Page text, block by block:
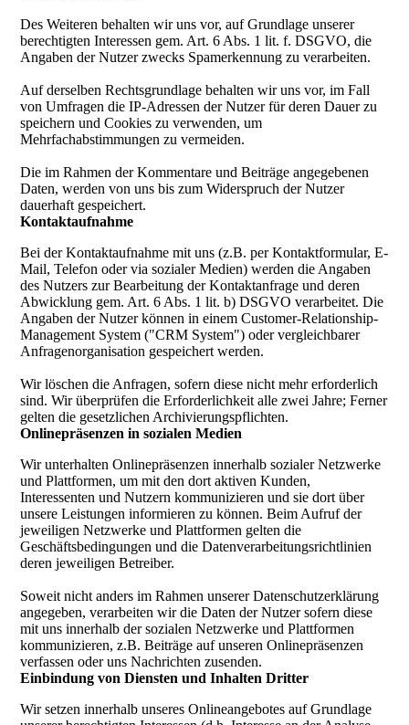
Des Weiteren behalten wir uns vor, auf Grundlage unserer
berechtigten Interessen gem. Art. 6 Abs. 1 lit. f. DSGVO, die
Angaben der Nutzer zwecks Spamerkennung zu verarbeiten.
Auf derselben Rechtsgrundlage behalten wir uns vor, im Fall
von Umfragen die IP-Adressen der Nutzer für deren Dauer zu
speichern und Cookies zu verwenden, um
Mehrfachabstimmungen zu vermeiden.
Die im Rahmen der Kommentare und Beiträge angegebenen
Daten, werden von uns bis zum Widerspruch der Nutzer
dauerhaft gespeichert.
Kontaktaufnahme
Bei der Kontaktaufnahme mit uns (z.B. per Kontaktformular, E-
Mail, Telefon oder via sozialer Medien) werden die Angaben
des Nutzers zur Bearbeitung der Kontaktanfrage und deren
Abwicklung gem. Art. 6 Abs. 1 lit. b) DSGVO verarbeitet. Die
Angaben der Nutzer können in einem Customer-Relationship-
Management System ("CRM System") oder vergleichbarer
Anfragenorganisation gespeichert werden.
Wir löschen die Anfragen, sofern diese nicht mehr erforderlich
sind. Wir überprüfen die Erforderlichkeit alle zwei Jahre; Ferner
gelten die gesetzlichen Archivierungspflichten.
Onlinepräsenzen in sozialen Medien
Wir unterhalten Onlinepräsenzen innerhalb sozialer Netzwerke
und Plattformen, um mit den dort aktiven Kunden,
Interessenten und Nutzern kommunizieren und sie dort über
unsere Leistungen informieren zu können. Beim Aufruf der
jeweiligen Netzwerke und Plattformen gelten die
Geschäftsbedingungen und die Datenverarbeitungsrichtlinien
deren jeweiligen Betreiber.
Soweit nicht anders im Rahmen unserer Datenschutzerklärung
angegeben, verarbeiten wir die Daten der Nutzer sofern diese
mit uns innerhalb der sozialen Netzwerke und Plattformen
kommunizieren, z.B. Beiträge auf unseren Onlinepräsenzen
verfassen oder uns Nachrichten zusenden.
Einbindung von Diensten und Inhalten Dritter
Wir setzen innerhalb unseres Onlineangebotes auf Grundlage